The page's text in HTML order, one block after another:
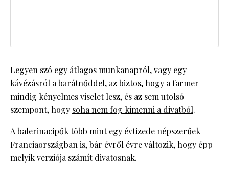
Legyen szó egy átlagos munkanapról, vagy egy
kávézásról a barátnőddel, az biztos, hogy a farmer
mindig kényelmes viselet lesz, és az sem utolsó
szempont, hogy soha nem fog kimenni a divatból.
A balerinacipők több mint egy évtizede népszerűek
Franciaországban is, bár évről évre változik, hogy épp
melyik verziója számít divatosnak.